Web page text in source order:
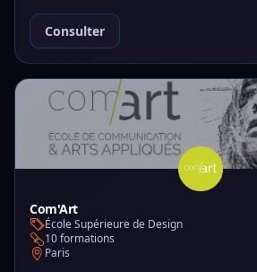
Consulter
Com'Art
École Supérieure de Design
10 formations
Paris